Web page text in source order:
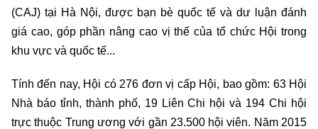
(CAJ) tại Hà Nội, được bạn bè quốc tế và dư luận đánh
giá cao, góp phần nâng cao vị thế của tổ chức Hội trong
khu vực và quốc tế...
Tính đến nay, Hội có 276 đơn vị cấp Hội, bao gồm: 63 Hội
Nhà báo tỉnh, thành phố, 19 Liên Chi hội và 194 Chi hội
trực thuộc Trung ương với gần 23.500 hội viên. Năm 2015